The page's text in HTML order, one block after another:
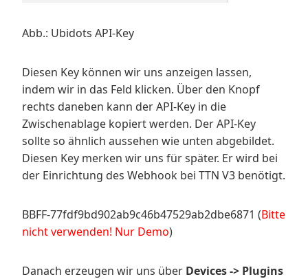
Abb.: Ubidots API-Key
Diesen Key können wir uns anzeigen lassen,
indem wir in das Feld klicken. Über den Knopf
rechts daneben kann der API-Key in die
Zwischenablage kopiert werden. Der API-Key
sollte so ähnlich aussehen wie unten abgebildet.
Diesen Key merken wir uns für später. Er wird bei
der Einrichtung des Webhook bei TTN V3 benötigt.
BBFF-77fdf9bd902ab9c46b47529ab2dbe6871 (Bitte
nicht verwenden! Nur Demo)
Danach erzeugen wir uns über Devices -> Plugins